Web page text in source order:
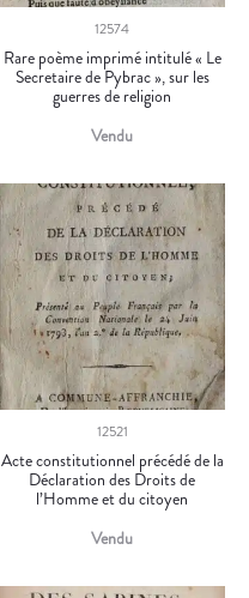
12574
Rare poème imprimé intitulé « Le
Secretaire de Pybrac », sur les
guerres de religion
Vendu
12521
Acte constitutionnel précédé de la
Déclaration des Droits de
l’Homme et du citoyen
Vendu